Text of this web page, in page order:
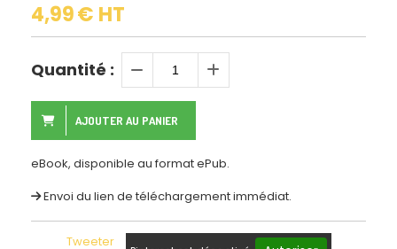
4,99€ HT
Quantité :
AJOUTER AU PANIER
eBook, disponible au format ePub.
Envoi du lien de téléchargement immédiat.
Tweeter